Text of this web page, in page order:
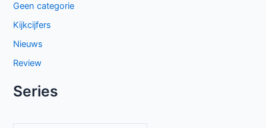
Geen categorie
Kijkcijfers
Nieuws
Review
Series